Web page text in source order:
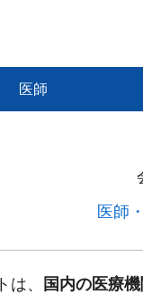
医師
医師
は、 国内の医療